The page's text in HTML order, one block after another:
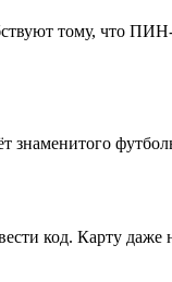
тому, что
знаменитого
код. Карту даже